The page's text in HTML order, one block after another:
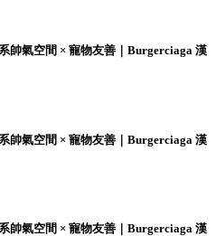
帥氣空間 × 寵物友善｜Burgerciaga 漢
帥氣空間 × 寵物友善｜Burgerciaga 漢
帥氣空間 × 寵物友善｜Burgerciaga 漢